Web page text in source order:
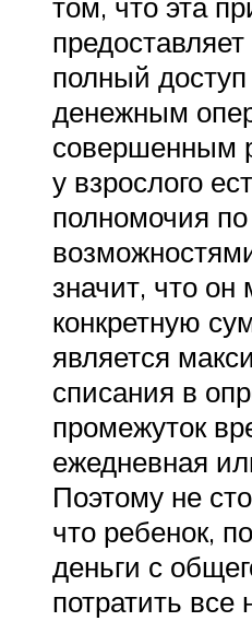
полный
денежным
совершенным
у взрослого
полномочия
значит, что он
конкретную
является
списания в
промежуток
ежедневная
Поэтому не
что ребенок,
деньги с
потратить все